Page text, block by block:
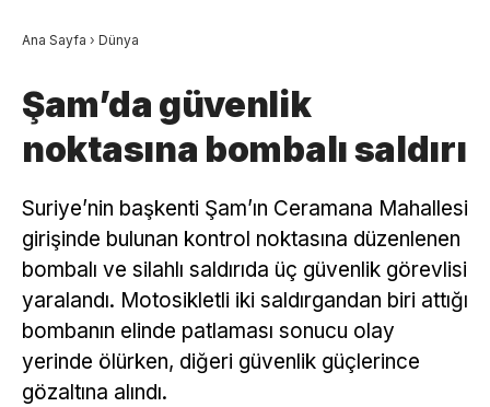
Ana Sayfa › Dünya
Şam’da güvenlik
noktasına bombalı saldırı
Suriye’nin başkenti Şam’ın Ceramana Mahallesi
girişinde bulunan kontrol noktasına düzenlenen
bombalı ve silahlı saldırıda üç güvenlik görevlisi
yaralandı. Motosikletli iki saldırgandan biri attığı
bombanın elinde patlaması sonucu olay
yerinde ölürken, diğeri güvenlik güçlerince
gözaltına alındı.